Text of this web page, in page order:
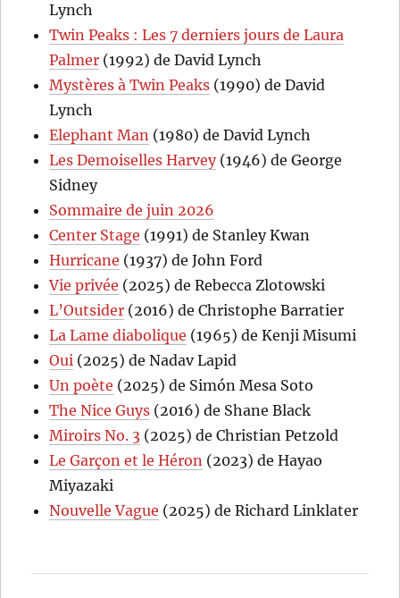
Lynch
Twin Peaks : Les 7 derniers jours de Laura
Palmer (1992) de David Lynch
Mystères à Twin Peaks (1990) de David
Lynch
Elephant Man (1980) de David Lynch
Les Demoiselles Harvey(1946) de George
Sidney
Sommaire de juin 2026
Center Stage (1991) de Stanley Kwan
Hurricane (1937) de John Ford
Vie privée (2025) de Rebecca Zlotowski
L’Outsider (2016) de Christophe Barratier
La Lame diabolique (1965) de Kenji Misumi
Oui (2025) de Nadav Lapid
Un poète (2025) de Simón Mesa Soto
The Nice Guys (2016) de Shane Black
Miroirs No. 3 (2025) de Christian Petzold
Le Garçon et le Héron (2023) de Hayao
Miyazaki
Nouvelle Vague (2025) de Richard Linklater